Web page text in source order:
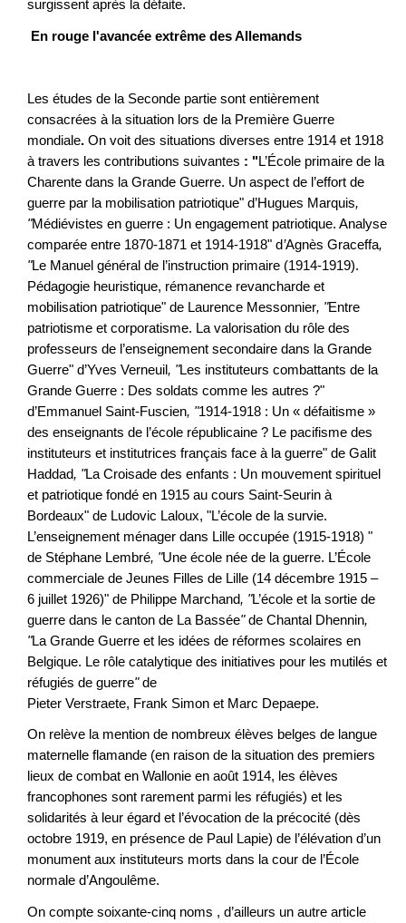
surgissent après la défaite.
En rouge l'avancée extrême des Allemands
Les études de la Seconde partie sont entièrement
consacrées à la situation lors de la Première Guerre
mondiale. On voit des situations diverses entre 1914 et 1918
à travers les contributions suivantes : "L’École primaire de la
Charente dans la Grande Guerre. Un aspect de l’effort de
guerre par la mobilisation patriotique" d’Hugues Marquis,
"Médiévistes en guerre : Un engagement patriotique. Analyse
comparée entre 1870-1871 et 1914-1918" d’Agnès Graceffa,
"Le Manuel général de l’instruction primaire (1914-1919).
Pédagogie heuristique, rémanence revancharde et
mobilisation patriotique" de Laurence Messonnier, "Entre
patriotisme et corporatisme. La valorisation du rôle des
professeurs de l’enseignement secondaire dans la Grande
Guerre" d’Yves Verneuil, "Les instituteurs combattants de la
Grande Guerre : Des soldats comme les autres ?"
d’Emmanuel Saint-Fuscien, "1914-1918 : Un « défaitisme »
des enseignants de l’école républicaine ? Le pacifisme des
instituteurs et institutrices français face à la guerre" de Galit
Haddad, "La Croisade des enfants : Un mouvement spirituel
et patriotique fondé en 1915 au cours Saint-Seurin à
Bordeaux" de Ludovic Laloux, "L’école de la survie.
L’enseignement ménager dans Lille occupée (1915-1918) "
de Stéphane Lembré, "Une école née de la guerre. L’École
commerciale de Jeunes Filles de Lille (14 décembre 1915 –
6 juillet 1926)" de Philippe Marchand, "L’école et la sortie de
guerre dans le canton de La Bassée"de Chantal Dhennin,
"La Grande Guerre et les idées de réformes scolaires en
Belgique. Le rôle catalytique des initiatives pour les mutilés et
réfugiés de guerre"de
Pieter Verstraete, Frank Simon et Marc Depaepe.
On relève la mention de nombreux élèves belges de langue
maternelle flamande (en raison de la situation des premiers
lieux de combat en Wallonie en août 1914, les élèves
francophones sont rarement parmi les réfugiés) et les
solidarités à leur égard et l’évocation de la précocité (dès
octobre 1919, en présence de Paul Lapie) de l’élévation d’un
monument aux instituteurs morts dans la cour de l’École
normale d’Angoulême.
On compte soixante-cinq noms , d’ailleurs un autre article